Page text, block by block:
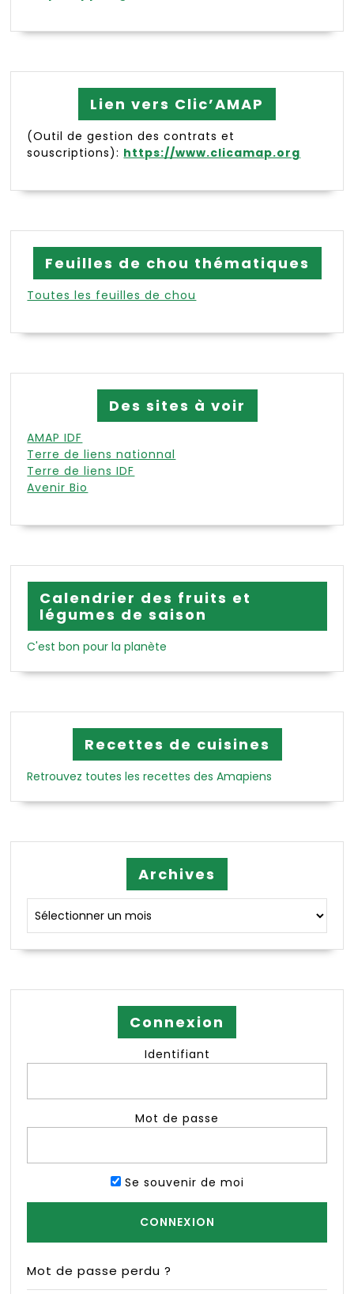
Lien vers Clic’AMAP
(Outil de gestion des contrats et
souscriptions): https://www.clicamap.org
Feuilles de chou thématiques
Toutes les feuilles de chou
Des sites à voir
AMAP IDF
Terre de liens nationnal
Terre de liens IDF
Avenir Bio
Calendrier des fruits et
légumes de saison
C'est bon pour la planète
Recettes de cuisines
Retrouvez toutes les recettes des Amapiens
Archives
Connexion
Identifiant
Mot de passe
Se souvenir de moi
Mot de passe perdu ?